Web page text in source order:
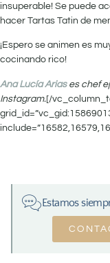
insuperable! Se puede
hacer Tartas Tatin de
¡Espero se animen es
cocinando rico!
Ana Lucía Arias es chef
Instagram.[/
Estamos